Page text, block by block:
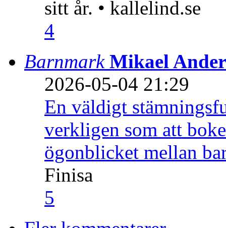
sitt år. • kallelind.se
4
Barnmark Mikael
2026-05-04 21:29
En väldigt
verkligen som att
ögonblicket mellan
Finisa
5